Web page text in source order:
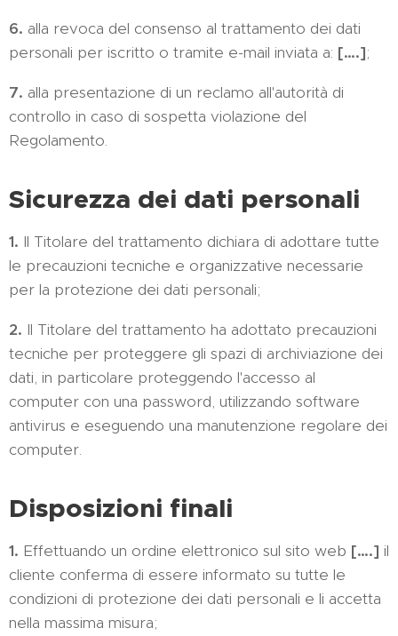
6. alla revoca del consenso al trattamento dei dati
personali per iscritto o tramite e-mail inviata a: [….];
7. alla presentazione di un reclamo all'autorità di
controllo in caso di sospetta violazione del
Regolamento.
Sicurezza dei dati personali
1. Il Titolare del trattamento dichiara di adottare tutte
le precauzioni tecniche e organizzative necessarie
per la protezione dei dati personali;
2. Il Titolare del trattamento ha adottato precauzioni
tecniche per proteggere gli spazi di archiviazione dei
dati, in particolare proteggendo l'accesso al
computer con una password, utilizzando software
antivirus e eseguendo una manutenzione regolare dei
computer.
Disposizioni finali
1. Effettuando un ordine elettronico sul sito web [….] il
cliente conferma di essere informato su tutte le
condizioni di protezione dei dati personali e li accetta
nella massima misura;